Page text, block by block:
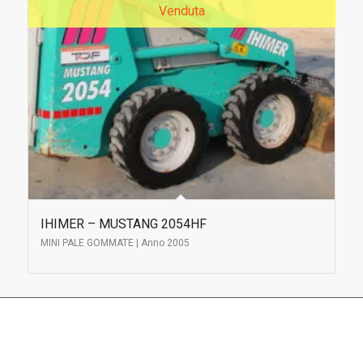
Venduta
IHIMER – MUSTANG 2054HF
MINI PALE GOMMATE | Anno 2005